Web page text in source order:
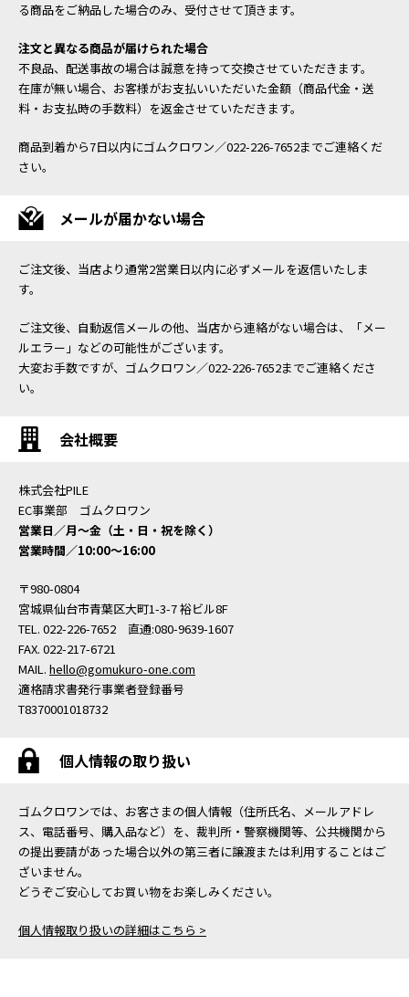
る商品をご納品した場合のみ、受付させて頂きます。
注文と異なる商品が届けられた場合
不良品、配送事故の場合は誠意を持って交換させていただきます。
在庫が無い場合、お客様がお支払いいただいた金額（商品代金・送
料・お支払時の手数料）を返金させていただきます。
商品到着から7日以内にゴムクロワン／022-226-7652までご連絡くだ
さい。
メールが届かない場合
ご注文後、当店より通常2営業日以内に必ずメールを返信いたしま
す。
ご注文後、自動返信メールの他、当店から連絡がない場合は、「メー
ルエラー」などの可能性がございます。
大変お手数ですが、ゴムクロワン／022-226-7652までご連絡くださ
い。
会社概要
株式会社PILE
EC事業部 ゴムクロワン
営業日／月〜金（土・日・祝を除く）
営業時間／10:00〜16:00
〒980-0804
宮城県仙台市青葉区大町1-3-7 裕ビル8F
TEL. 022-226-7652 直通:080-9639-1607
FAX. 022-217-6721
MAIL. hello@gomukuro-one.com
適格請求書発行事業者登録番号
T8370001018732
個人情報の取り扱い
ゴムクロワンでは、お客さまの個人情報（住所氏名、メールアドレ
ス、電話番号、購入品など）を、裁判所・警察機関等、公共機関から
の提出要請があった場合以外の第三者に譲渡または利用することはご
ざいません。
どうぞご安心してお買い物をお楽しみください。
個人情報取り扱いの詳細はこちら >